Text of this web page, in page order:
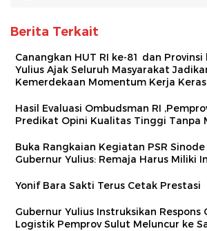
Berita Terkait
Canangkan HUT RI ke-81 dan Provinsi
Yulius Ajak Seluruh Masyarakat
Kemerdekaan Momentum Kerja Keras
Hasil Evaluasi Ombudsman RI
Predikat Opini Kualitas Tinggi Tanpa
Buka Rangkaian Kegiatan PSR Sinode
Gubernur Yulius: Remaja Harus Miliki
Yonif Bara Sakti Terus Cetak Prestasi
Gubernur Yulius Instruksikan Respons
Logistik Pemprov Sulut Meluncur ke